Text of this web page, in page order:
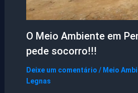
O Meio Ambiente em
pede socorro!!!
Deixe um comentário / Meio
Legnas